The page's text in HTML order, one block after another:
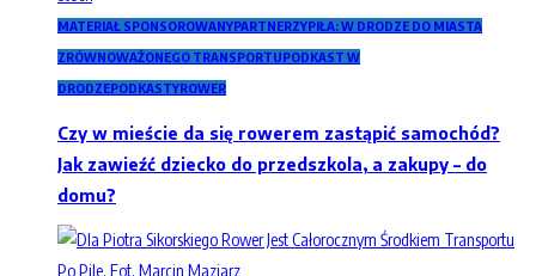
MATERIAŁ SPONSOROWANYPARTNERZYPIŁA: W DRODZE DO MIASTA
ZRÓWNOWAŻONEGO TRANSPORTUPODKAST W
DRODZEPODKASTYROWER
Czy w mieście da się rowerem zastąpić samochód?
Jak zawieźć dziecko do przedszkola, a zakupy – do
domu?